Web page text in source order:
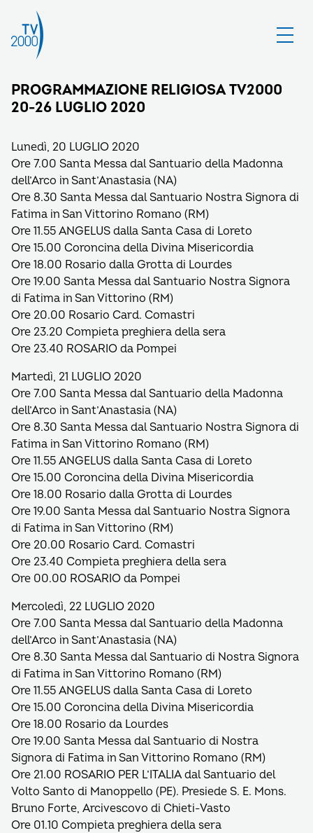
PROGRAMMAZIONE RELIGIOSA TV2000
20-26 LUGLIO 2020
Lunedì, 20 LUGLIO 2020
Ore 7.00 Santa Messa dal Santuario della Madonna
dell’Arco in Sant’Anastasia (NA)
Ore 8.30 Santa Messa dal Santuario Nostra Signora di
Fatima in San Vittorino Romano (RM)
Ore 11.55 ANGELUS dalla Santa Casa di Loreto
Ore 15.00 Coroncina della Divina Misericordia
Ore 18.00 Rosario dalla Grotta di Lourdes
Ore 19.00 Santa Messa dal Santuario Nostra Signora
di Fatima in San Vittorino (RM)
Ore 20.00 Rosario Card. Comastri
Ore 23.20 Compieta preghiera della sera
Ore 23.40 ROSARIO da Pompei
Martedì, 21 LUGLIO 2020
Ore 7.00 Santa Messa dal Santuario della Madonna
dell’Arco in Sant’Anastasia (NA)
Ore 8.30 Santa Messa dal Santuario Nostra Signora di
Fatima in San Vittorino Romano (RM)
Ore 11.55 ANGELUS dalla Santa Casa di Loreto
Ore 15.00 Coroncina della Divina Misericordia
Ore 18.00 Rosario dalla Grotta di Lourdes
Ore 19.00 Santa Messa dal Santuario Nostra Signora
di Fatima in San Vittorino (RM)
Ore 20.00 Rosario Card. Comastri
Ore 23.40 Compieta preghiera della sera
Ore 00.00 ROSARIO da Pompei
Mercoledì, 22 LUGLIO 2020
Ore 7.00 Santa Messa dal Santuario della Madonna
dell’Arco in Sant’Anastasia (NA)
Ore 8.30 Santa Messa dal Santuario di Nostra Signora
di Fatima in San Vittorino Romano (RM)
Ore 11.55 ANGELUS dalla Santa Casa di Loreto
Ore 15.00 Coroncina della Divina Misericordia
Ore 18.00 Rosario da Lourdes
Ore 19.00 Santa Messa dal Santuario di Nostra
Signora di Fatima in San Vittorino Romano (RM)
Ore 21.00 ROSARIO PER L’ITALIA dal Santuario del
Volto Santo di Manoppello (PE). Presiede S. E. Mons.
Bruno Forte, Arcivescovo di Chieti-Vasto
Ore 01.10 Compieta preghiera della sera